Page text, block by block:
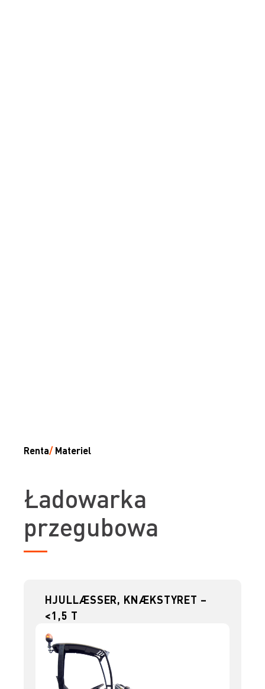
Renta/ Materiel
Ładowarka
przegubowa
HJULLÆSSER, KNÆKSTYRET –
<1,5 T